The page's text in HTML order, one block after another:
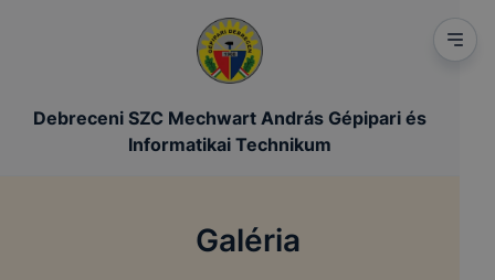
Debreceni SZC Mechwart András Gépipari és
Informatikai Technikum
Galéria